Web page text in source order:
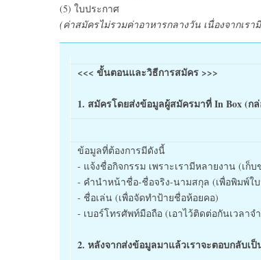
(5) ใบประกาศ
(ค่าสมัครไม่รวมค่าอาหารกลางวัน เนื่องจากเร
<<< ขั้นตอนและวิธีการสมัคร >>>
1. สมัครโดยส่งข้อมูลผู้สมัครมาที่ In Box (ก
ข้อมูลที่ต้องการมีดังนี้
- แจ้งชื่อกิจกรรม เพราะเรามีหลายงาน (เก็
- คำนำหน้าชื่อ-ชื่อจริง-นามสกุล (เพื่อพิมพ์ใ
- ชื่อเล่น (เพื่อจัดทำป้ายชื่อห้อยคอ)
- เบอร์โทรศัพท์มือถือ (เอาไว้ติดต่อกันเวลาจ
2. หลังจากส่งข้อมูลมาแล้วเราจะตอบกลับ